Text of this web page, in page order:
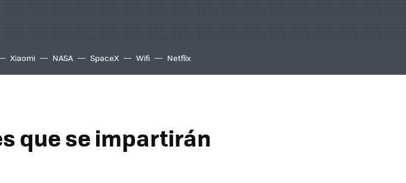
Xiaomi NASA SpaceX Wifi Netflix
que se impartirán